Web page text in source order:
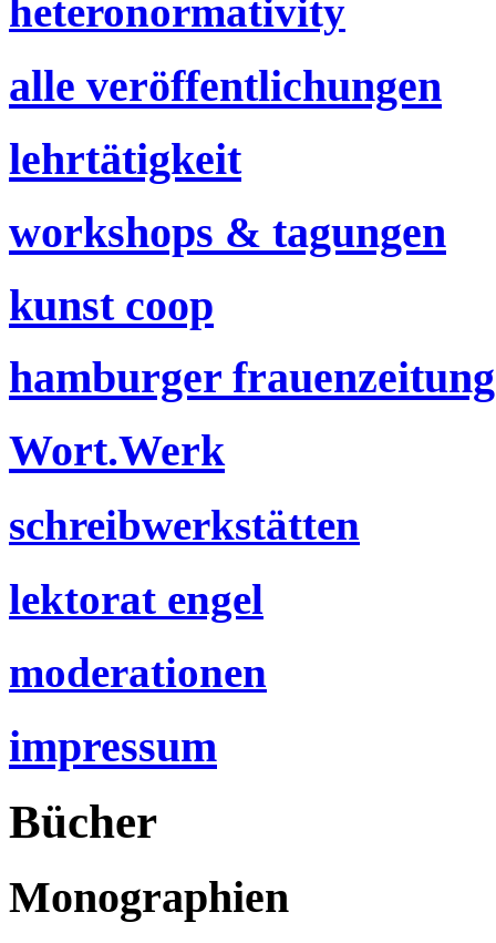
heteronormativity
alle veröffentlichungen
lehrtätigkeit
workshops & tagungen
kunst coop
hamburger frauenzeitung
Wort.Werk
schreibwerkstätten
lektorat engel
moderationen
impressum
Bücher
Monographien